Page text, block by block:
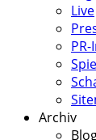
Live
Archiv